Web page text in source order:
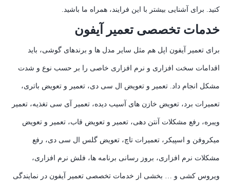
کنید. برای آشنایی بیشتر با این فرایند، همراه ما باشید.
خدمات تخصصی تعمیر آیفون
برای تعمیر آیفون اپل هم مثل سایر مدل ها و برندهای گوشی، باید
اقدامات سخت افزاری و نرم افزاری خاصی را بر حسب نوع و شدت
مشکل انجام داد. تعمیر و تعویض ال سی دی، تعمیر و تعویض باتری،
تعمیرات برد، تعویض خازن های آسیب دیده، تعمیر آی سی تغذیه، تعمیر
ویبره، رفع مشکلات آنتن دهی، تعمیر و تعویض قاب، تعمیر و تعویض
میکروفن و اسپیکر، تعمیرات تاچ، تعویض گلس ال سی دی، رفع
مشکلات نرم افزاری، بروز رسانی برنامه ها، فلش نرم افزاری،
ویروس کشی و … بخشی از خدمات تخصصی تعمیر آیفون در نمایندگی